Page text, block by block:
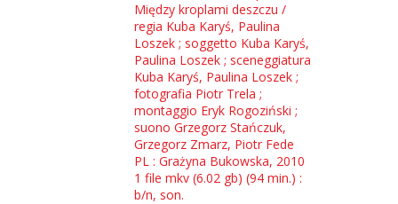
Między kroplami deszczu /
regia Kuba Karyś, Paulina
Loszek ; soggetto Kuba Karyś,
Paulina Loszek ; sceneggiatura
Kuba Karyś, Paulina Loszek ;
fotografia Piotr Trela ;
montaggio Eryk Rogoziński ;
suono Grzegorz Stańczuk,
Grzegorz Zmarz, Piotr Fede
PL : Grażyna Bukowska, 2010
1 file mkv (6.02 gb) (94 min.) :
b/n, son.